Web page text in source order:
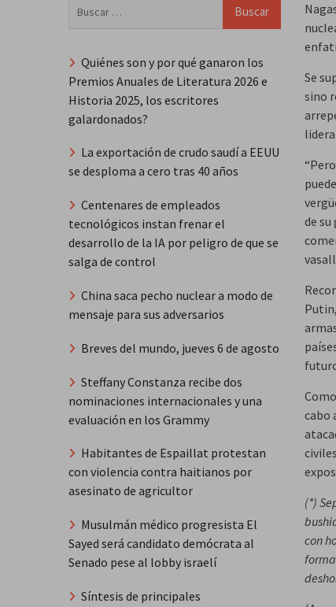
Se
sino
de su
cabo
(*)
con
Quiénes son y por qué ganaron los
Premios Anuales de Literatura 2026 e
Historia 2025, los escritores
galardonados?
La exportación de crudo saudí a EEUU
se desploma a cero tras 40 años
Centenares de empleados
tecnológicos instan frenar el
desarrollo de la IA por peligro de que se
salga de control
China saca pecho nuclear a modo de
mensaje para sus adversarios
Breves del mundo, jueves 6 de agosto
Steffany Constanza recibe dos
nominaciones internacionales y una
evaluación en los Grammy
Habitantes de Espaillat protestan
con violencia contra haitianos por
asesinato de agricultor
Musulmán médico progresista El
Sayed será candidato demócrata al
Senado pese al lobby israelí
Síntesis de principales